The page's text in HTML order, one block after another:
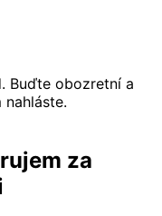
Buďte obozretní a
za